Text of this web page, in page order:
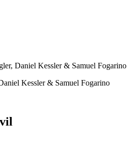
Daniel Kessler & Samuel Fogarino
Kessler & Samuel Fogarino